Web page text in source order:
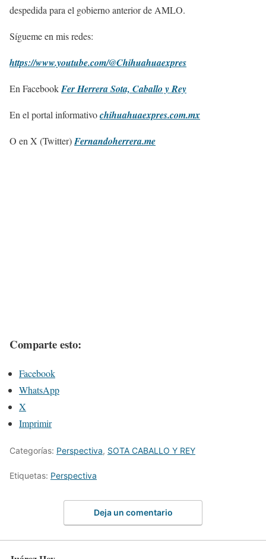
despedida para el gobierno anterior de AMLO.
Sígueme en mis redes:
https://www.youtube.com/@Chihuahuaexpres
En FacebookFer Herrera Sota, Caballo y Rey
En el portal informativochihuahuaexpres.com.mx
O en X (Twitter)Fernandoherrera.me
Comparte esto:
Facebook
WhatsApp
X
Imprimir
Categorías: Perspectiva, SOTA CABALLO Y REY
Etiquetas: Perspectiva
Deja un comentario